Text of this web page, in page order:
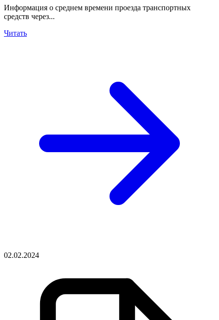
Информация о среднем времени проезда транспортных
средств через...
Читать
02.02.2024